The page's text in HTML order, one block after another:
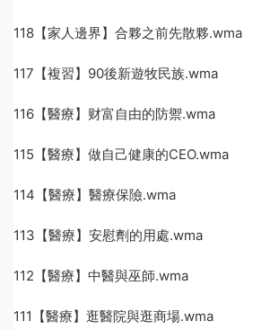
118【家人邊界】合夥之前先散夥.wma
117【複習】90後新遊牧民族.wma
116【醫療】财富自由的防禦.wma
115【醫療】做自己健康的CEO.wma
114【醫療】醫療保險.wma
113【醫療】安慰劑的用處.wma
112【醫療】中醫與巫師.wma
111【醫療】逛醫院與逛商場.wma